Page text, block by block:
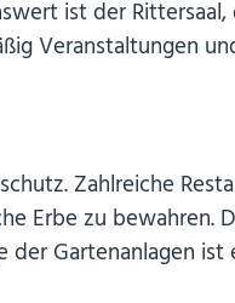
ist der Rittersaal,
Veranstaltungen
Zahlreiche
Erbe zu bewahren.
Gartenanlagen